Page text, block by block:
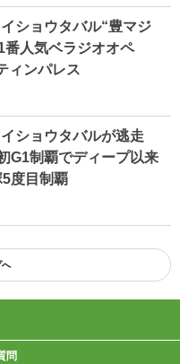
イショウタバル“豊マジ
人気ベラジオオペ
ィンパレス
イショウタバルが逃走
制覇でディープ以来
度目制覇
へ
問